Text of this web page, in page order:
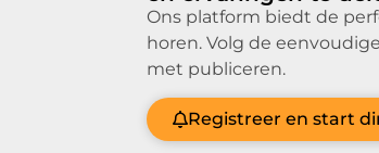
Ons platform biedt de
horen. Volg de
met publiceren.
Registreer en start